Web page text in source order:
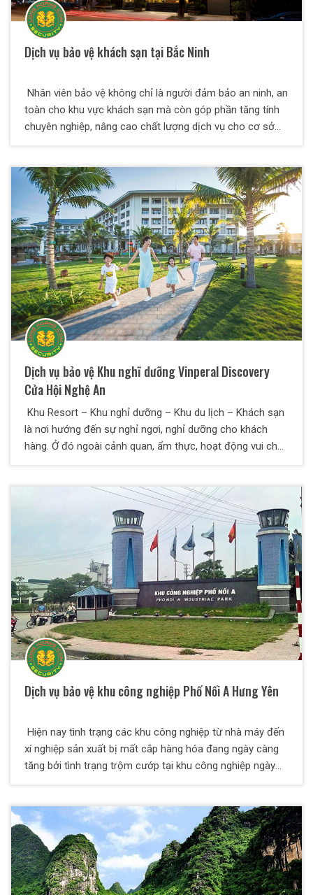
Dịch vụ bảo vệ khách sạn tại Bắc Ninh
Nhân viên bảo vệ không chỉ là người đảm bảo an ninh, an
toàn cho khu vực khách sạn mà còn góp phần tăng tính
chuyên nghiệp, nâng cao chất lượng dịch vụ cho cơ sở
Dịch vụ bảo vệ Thiên Long Hoàng là một trong những
công ty dịch vụ được khách hàng tin và lựa chọn. Khách
sạn là nơi diễn ra nhiều hoạt động dịch vụ như: lưu trú, tổ
chức sự kiện, hội họp, cưới hỏi…Mỗi ngày, các cơ sở kinh
doanh phải tiếp lượng khách rất đông, lên đến hàng trăm
người. Do đó, các vấn đề an ninh luôn là mối lo lắng của
nhiều chủ đầu tư vì đây là khu vực mà nhiều đối tượng
xấu nhắm đến để thực hiện các hành vi sai sái như: trộm
cắp tài sản, gây rối trật tự…
Dịch vụ bảo vệ Khu nghĩ dưỡng Vinperal Discovery
Cửa Hội Nghệ An
Khu Resort – Khu nghỉ dưỡng – Khu du lịch – Khách sạn
là nơi hướng đến sự nghỉ ngơi, nghỉ dưỡng cho khách
hàng. Ở đó ngoài cảnh quan, ẩm thực, hoạt động vui chơi
đạo khu Resort, khu nghỉ dưỡng, khu du lịch và khách sạn
sử dụng dịch vụ bảo vệ chuyên nghiệp. Vậy phương án
bảo vệ như nào? Yêu cầu gì với nhân viên bảo vệ? Lưu ý
gì khi sử dụng dịch vụ bảo vệ chuyên nghiệp, Báo giá dịch
vụ bảo vệ chuyên nghiệp. Bảo vệ Thiên Long Hoàng sẽ
trả lời các bạn một cách hợp lý nhất
Dịch vụ bảo vệ khu công nghiệp Phố Nối A Hưng Yên
Hiện nay tình trạng các khu công nghiệp từ nhà máy đến
xí nghiệp sản xuất bị mất cắp hàng hóa đang ngày càng
tăng bởi tình trạng trộm cướp tại khu công nghiệp ngày
được sự tín nhiệm của khách hàng thì rất khó .Công ty
TNHH Dịch vụ bảo vệ Thiên Long Hoàng được sự tin
tưởng của khách hàng qua nhiều năm hoạt động ,tự hào
là đơn vị dịch vụ chuyên nghiệp nhất.